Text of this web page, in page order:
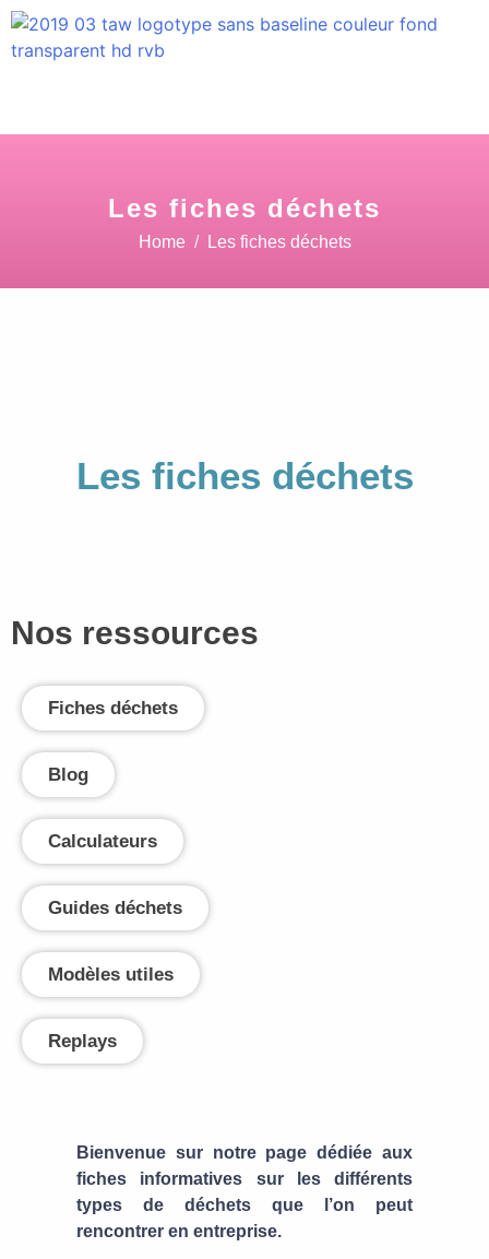
Les fiches déchets
Home Les fiches déchets
Les fiches déchets
Nos ressources
Fiches déchets
Blog
Calculateurs
Guides déchets
Modèles utiles
Replays
Bienvenue sur notre page dédiée aux
fiches informatives sur les différents
types de déchets que l’on peut
rencontrer en entreprise.